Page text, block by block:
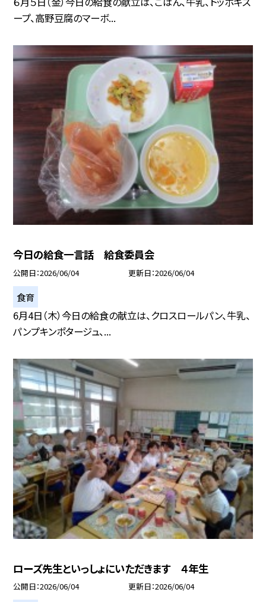
ープ、高野豆腐のマーボ...
今日の給食一言話 給食委員会
公開日 2026/06/04 更新日 2026/06/04
食育
6月4日（木）今日の給食の献立は、クロスロールパン、牛乳、
パンプキンポタージュ、...
ローズ先生といっしょにいただきます ４年生
公開日 2026/06/04 更新日 2026/06/04